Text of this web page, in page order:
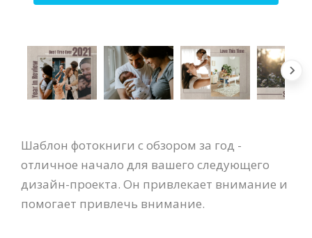
Шаблон фотокниги с обзором за год -
отличное начало для вашего следующего
дизайн-проекта. Он привлекает внимание и
помогает привлечь внимание.